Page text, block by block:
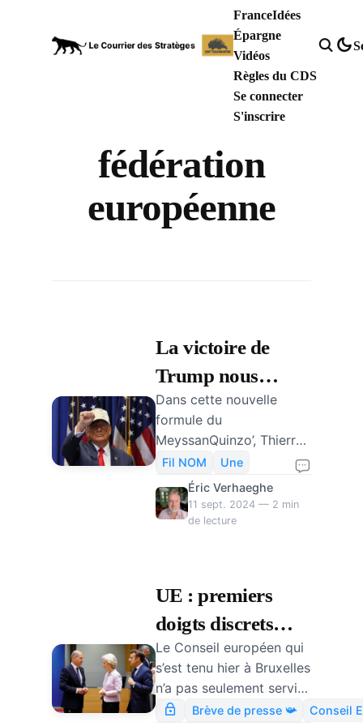
FranceIdées
Épargne
Vidéos
Règles du CDS
Se connecter
S'inscrire
fédération
européenne
La victoire de
Trump nous
obligera-t-elle à
passer à la retraite
par capitalisation
?
Dans cette nouvelle
formule du
MeyssanQuinzo’, Thierry
Meyssan, Edouard
Husson et Eric
Verhaeghe reviennent sur
les élections américaines
Harris, Trump a répété
son intention d’ouvrir une
guerre commerciale, tout
particulièrement contre
les Etats qui ne
commercent plus en
Fil NOM
Une
Éric Verhaeghe
11 sept. 2024 — 2 min
de lecture
UE : premiers
doigts discrets
dans le projet
fédéraliste
Le Conseil européen qui
s’est tenu hier à Bruxelles
n’a pas seulement servi à
préparer la reconduction
Brève de presse 📯
Conseil